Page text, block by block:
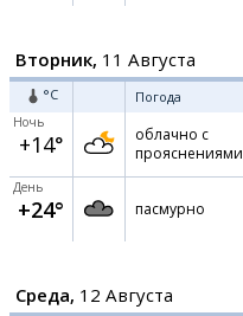
Вторник, 11 Августа
°C Погода
Ночь
+14°
облачно с
прояснениями
День
+24° пасмурно
Среда, 12 Августа